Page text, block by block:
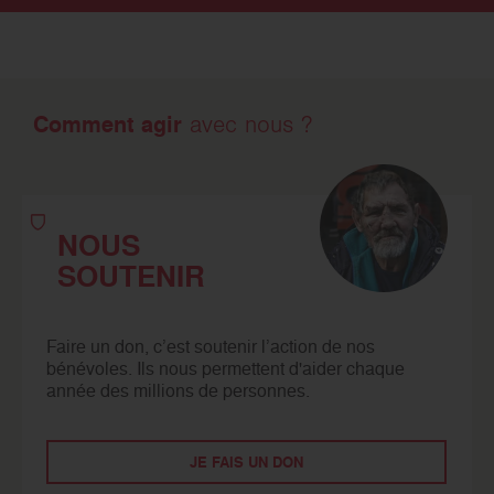
Comment agir avec nous ?
NOUS
SOUTENIR
Faire un don, c’est soutenir l’action de nos
bénévoles. Ils nous permettent d'aider chaque
année des millions de personnes.
JE FAIS UN DON